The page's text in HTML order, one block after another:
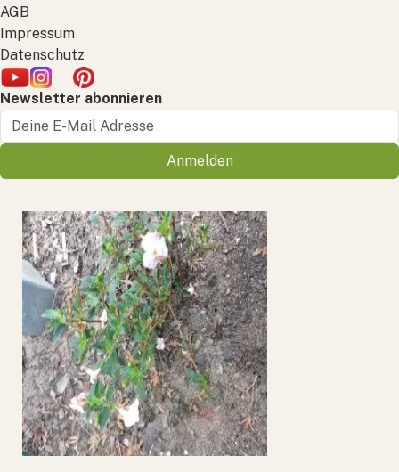
AGB
Impressum
Datenschutz
Newsletter abonnieren
Anmelden